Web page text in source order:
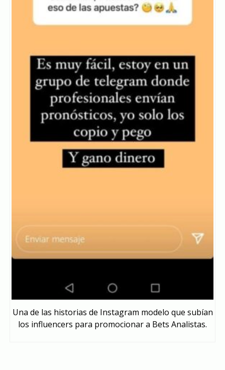
Una de las historias de Instagram modelo que subían
los influencers para promocionar a Bets Analistas.